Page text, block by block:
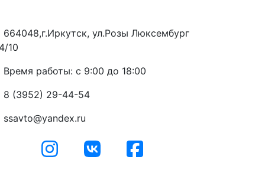
664048,г.Иркутск, ул.Розы Люксембург
10
Время работы: с 9:00 до 18:00
8 (3952) 29-44-54
ssavto@yandex.ru